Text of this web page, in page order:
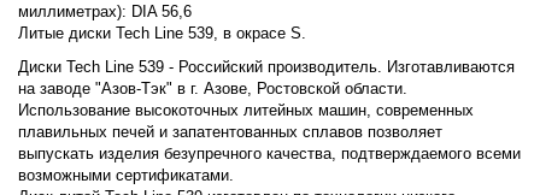
миллиметрах): DIA 56,6
Литые диски Tech Line 539, в окрасе S.
Диски Tech Line 539 - Российский производитель. Изготавливаются
на заводе "Азов-Тэк" в г. Азове, Ростовской области.
Использование высокоточных литейных машин, современных
плавильных печей и запатентованных сплавов позволяет
выпускать изделия безупречного качества, подтверждаемого всеми
возможными сертификатами.